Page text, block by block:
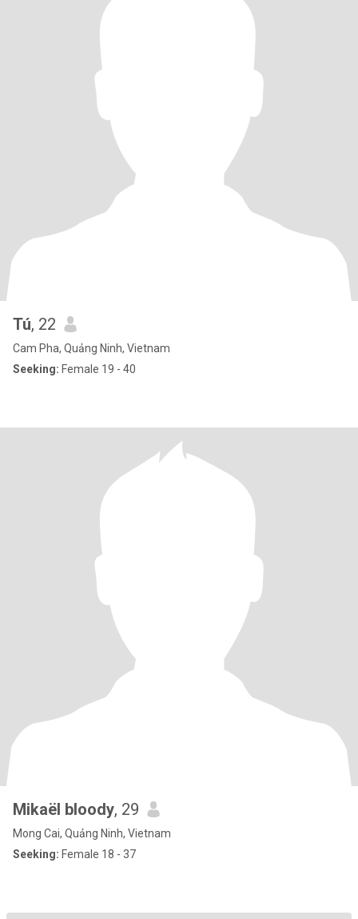
Tú, 22
Cam Pha, Quảng Ninh, Vietnam
Seeking: Female 19 - 40
Mikaël bloody, 29
Mong Cai, Quảng Ninh, Vietnam
Seeking: Female 18 - 37